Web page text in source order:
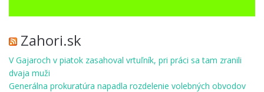
Zahori.sk
V Gajaroch v piatok zasahoval vrtuľník, pri práci sa tam zranili
dvaja muži
Generálna prokuratúra napadla rozdelenie volebných obvodov